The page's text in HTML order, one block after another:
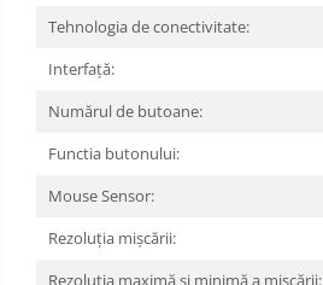
Tehnologia de conectivitate:
Interfață:
Numărul de butoane:
Functia butonului:
Mouse Sensor:
Rezoluția mișcării:
Rezoluția maximă și minimă a mișcării: